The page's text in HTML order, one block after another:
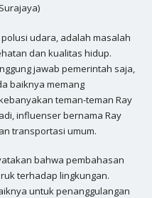
udara, adalah masalah
dan kualitas hidup.
jawab pemerintah saja,
baiknya memang
teman-teman Ray
influenser bernama Ray
transportasi umum.
bahwa pembahasan
terhadap lingkungan.
untuk penanggulangan